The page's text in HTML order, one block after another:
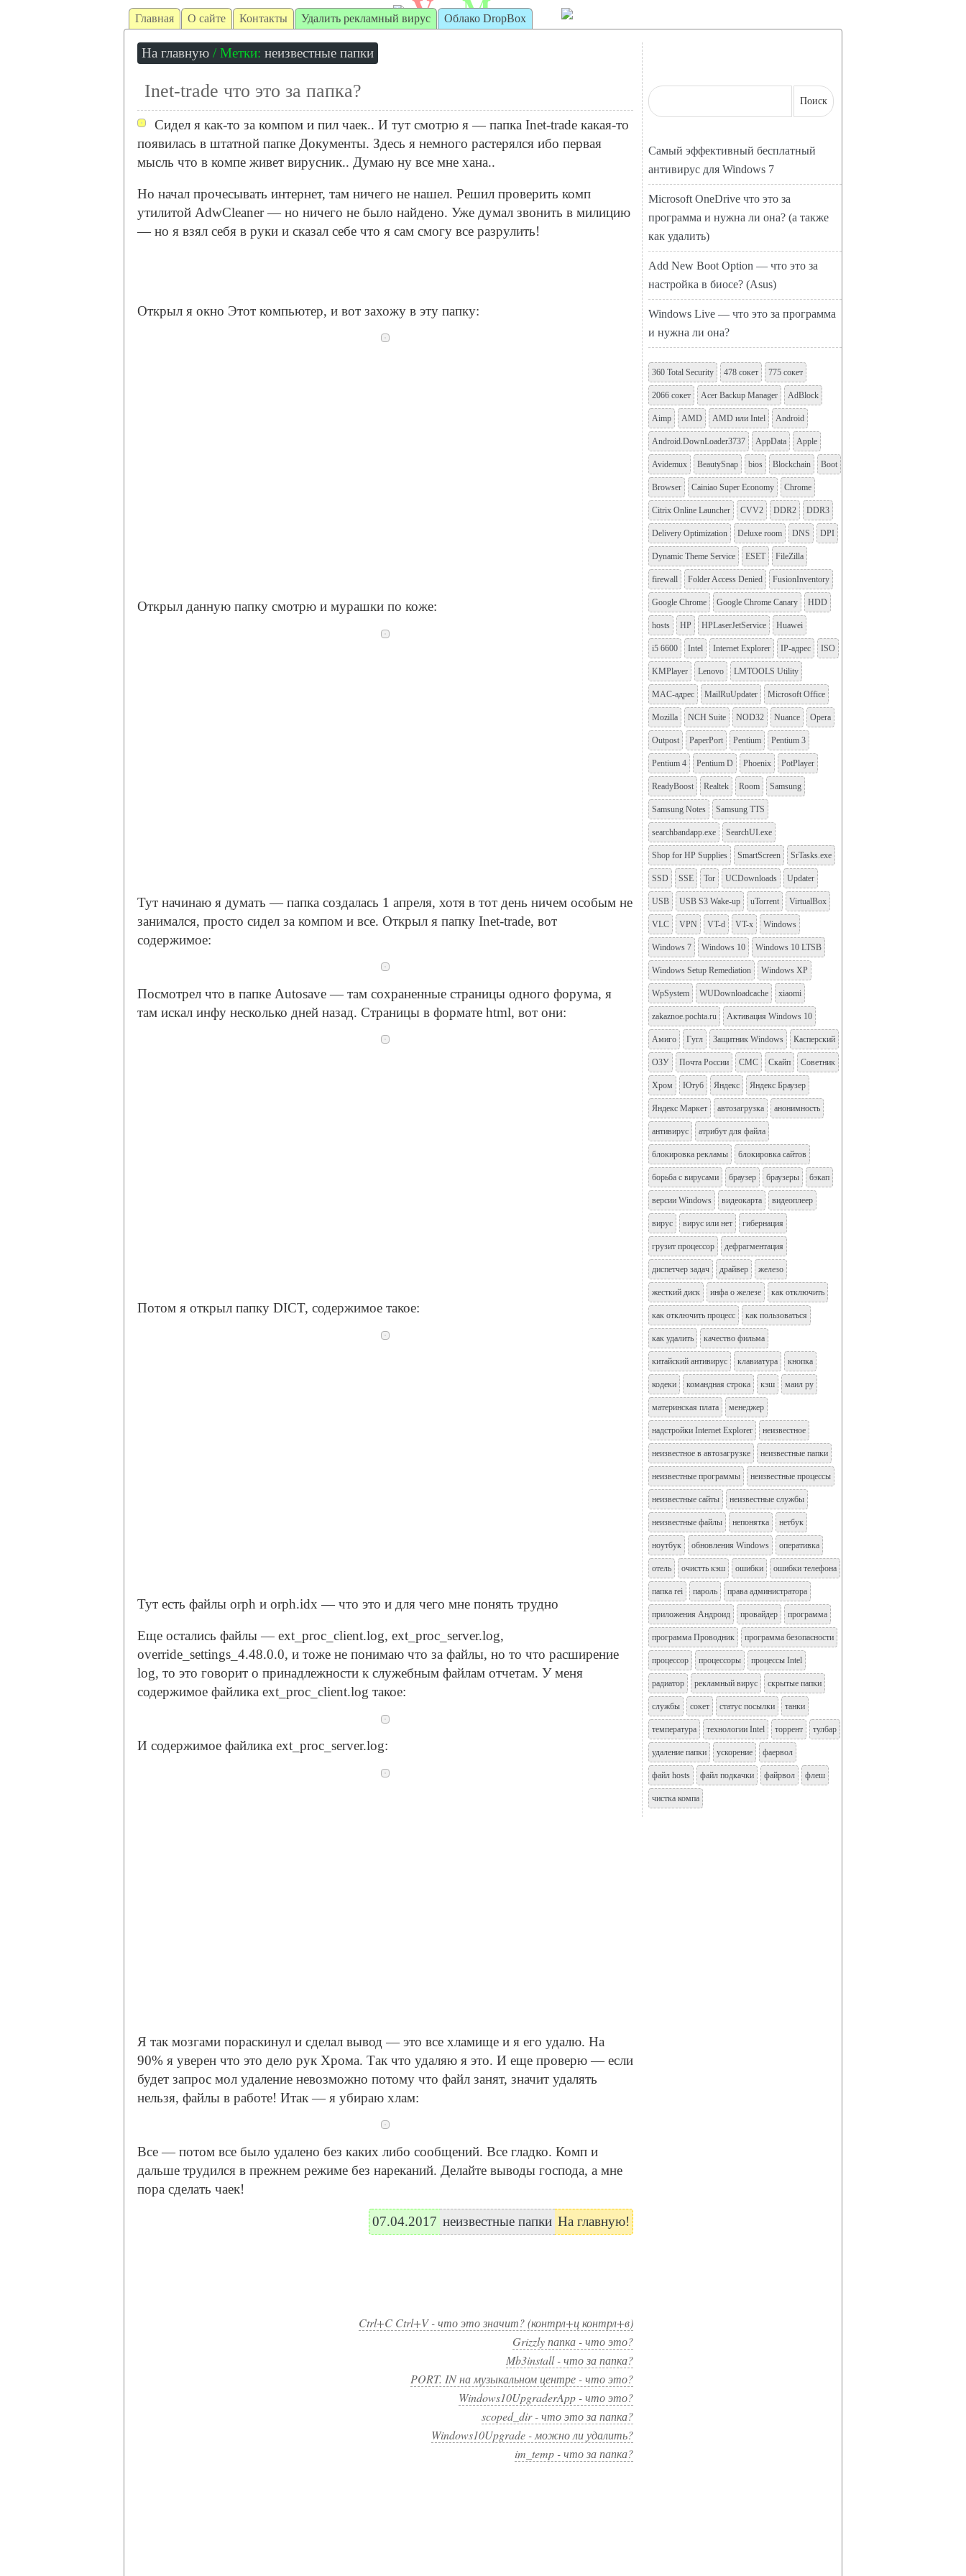
irt achine
Главная О сайте Контакты Удалить рекламный вирус Облако DropBox
На главную / Метки: неизвестные папки
Inet-trade что это за папка?
Сидел я как-то за компом и пил чаек.. И тут смотрю я — папка Inet-trade какая-то
появилась в штатной папке Документы. Здесь я немного растерялся ибо первая
мысль что в компе живет вирусник.. Думаю ну все мне хана..
Но начал прочесывать интернет, там ничего не нашел. Решил проверить комп
утилитой AdwCleaner — но ничего не было найдено. Уже думал звонить в милицию
— но я взял себя в руки и сказал себе что я сам смогу все разрулить!
Открыл я окно Этот компьютер, и вот захожу в эту папку:
Открыл данную папку смотрю и мурашки по коже:
Тут начинаю я думать — папка создалась 1 апреля, хотя в тот день ничем особым не
занимался, просто сидел за компом и все. Открыл я папку Inet-trade, вот
содержимое:
Посмотрел что в папке Autosave — там сохраненные страницы одного форума, я
там искал инфу несколько дней назад. Страницы в формате html, вот они:
Потом я открыл папку DICT, содержимое такое:
Тут есть файлы orph и orph.idx — что это и для чего мне понять трудно
Еще остались файлы — ext_proc_client.log, ext_proc_server.log,
override_settings_4.48.0.0, и тоже не понимаю что за файлы, но то что расширение
log, то это говорит о принадлежности к служебным файлам отчетам. У меня
содержимое файлика ext_proc_client.log такое:
И содержимое файлика ext_proc_server.log:
Я так мозгами пораскинул и сделал вывод — это все хламище и я его удалю. На
90% я уверен что это дело рук Хрома. Так что удаляю я это. И еще проверю — если
будет запрос мол удаление невозможно потому что файл занят, значит удалять
нельзя, файлы в работе! Итак — я убираю хлам:
Все — потом все было удалено без каких либо сообщений. Все гладко. Комп и
дальше трудился в прежнем режиме без нареканий. Делайте выводы господа, а мне
пора сделать чаек!
На главную!
неизвестные папки
07.04.2017
Ctrl+C Ctrl+V - что это значит? (контрл+ц контрл+в)
Grizzly папка - что это?
Mb3install - что за папка?
PORT. IN на музыкальном центре - что это?
Windows10UpgraderApp - что это?
scoped_dir - что это за папка?
Windows10Upgrade - можно ли удалить?
im_temp - что за папка?
Самый эффективный бесплатный
антивирус для Windows 7
Microsoft OneDrive что это за
программа и нужна ли она? (а также
как удалить)
Add New Boot Option — что это за
настройка в биосе? (Asus)
Windows Live — что это за программа
и нужна ли она?
360 Total Security 478 сокет 775 сокет
2066 сокет Acer Backup Manager AdBlock
Aimp AMD AMD или Intel Android
Android.DownLoader3737 AppData Apple
Avidemux BeautySnap bios Blockchain Boot
Browser Cainiao Super Economy Chrome
Citrix Online Launcher CVV2 DDR2 DDR3
Delivery Optimization Deluxe room DNS DPI
Dynamic Theme Service ESET FileZilla
firewall Folder Access Denied FusionInventory
Google Chrome Google Chrome Canary HDD
hosts HP HPLaserJetService Huawei
i5 6600 Intel Internet Explorer IP-адрес ISO
KMPlayer Lenovo LMTOOLS Utility
MAC-адрес MailRuUpdater Microsoft Office
Mozilla NCH Suite NOD32 Nuance Opera
Outpost PaperPort Pentium Pentium 3
Pentium 4 Pentium D Phoenix PotPlayer
ReadyBoost Realtek Room Samsung
Samsung Notes Samsung TTS
searchbandapp.exe SearchUI.exe
Shop for HP Supplies SmartScreen SrTasks.exe
SSD SSE Tor UCDownloads Updater
USB USB S3 Wake-up uTorrent VirtualBox
VLC VPN VT-d VT-x Windows
Windows 7 Windows 10 Windows 10 LTSB
Windows Setup Remediation Windows XP
WpSystem WUDownloadcache xiaomi
zakaznoe.pochta.ru Активация Windows 10
Амиго Гугл Защитник Windows Касперский
ОЗУ Почта России СМС Скайп Советник
Хром Ютуб Яндекс Яндекс Браузер
Яндекс Маркет автозагрузка анонимность
антивирус атрибут для файла
блокировка рекламы блокировка сайтов
борьба с вирусами браузер браузеры бэкап
версии Windows видеокарта видеоплеер
вирус вирус или нет гибернация
грузит процессор дефрагментация
диспетчер задач драйвер железо
жесткий диск инфа о железе как отключить
как отключить процесс как пользоваться
как удалить качество фильма
китайский антивирус клавиатура кнопка
кодеки командная строка кэш маил ру
материнская плата менеджер
надстройки Internet Explorer неизвестное
неизвестное в автозагрузке неизвестные папки
неизвестные программы неизвестные процессы
неизвестные сайты неизвестные службы
неизвестные файлы непонятка нетбук
ноутбук обновления Windows оперативка
отель очистть кэш ошибки ошибки телефона
папка rei пароль права администратора
приложения Андроид провайдер программа
программа Проводник программа безопасности
процессор процессоры процессы Intel
радиатор рекламный вирус скрытые папки
службы сокет статус посылки танки
температура технологии Intel торрент тулбар
удаление папки ускорение фаервол
файл hosts файл подкачки файрвол флеш
чистка компа